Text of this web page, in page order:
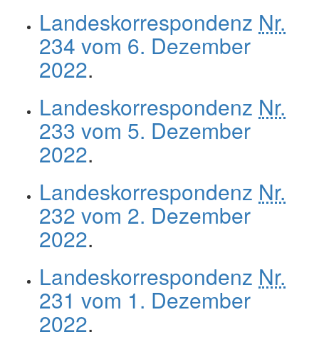
Landeskorrespondenz Nr.
234 vom 6. Dezember
2022.
Landeskorrespondenz Nr.
233 vom 5. Dezember
2022.
Landeskorrespondenz Nr.
232 vom 2. Dezember
2022.
Landeskorrespondenz Nr.
231 vom 1. Dezember
2022.